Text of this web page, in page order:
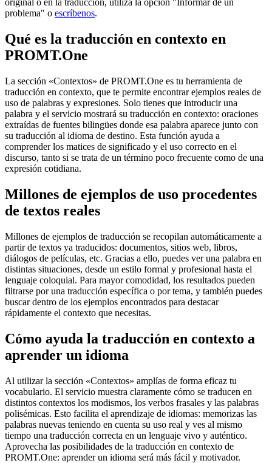
original o en la traducción, utiliza la opción "Informar de un
problema" o escríbenos.
Qué es la traducción en contexto en
PROMT.One
La sección «Contextos» de PROMT.One es tu herramienta de
traducción en contexto, que te permite encontrar ejemplos reales de
uso de palabras y expresiones. Solo tienes que introducir una
palabra y el servicio mostrará su traducción en contexto: oraciones
extraídas de fuentes bilingües donde esa palabra aparece junto con
su traducción al idioma de destino. Esta función ayuda a
comprender los matices de significado y el uso correcto en el
discurso, tanto si se trata de un término poco frecuente como de una
expresión cotidiana.
Millones de ejemplos de uso procedentes
de textos reales
Millones de ejemplos de traducción se recopilan automáticamente a
partir de textos ya traducidos: documentos, sitios web, libros,
diálogos de películas, etc. Gracias a ello, puedes ver una palabra en
distintas situaciones, desde un estilo formal y profesional hasta el
lenguaje coloquial. Para mayor comodidad, los resultados pueden
filtrarse por una traducción específica o por tema, y también puedes
buscar dentro de los ejemplos encontrados para destacar
rápidamente el contexto que necesitas.
Cómo ayuda la traducción en contexto a
aprender un idioma
Al utilizar la sección «Contextos» amplías de forma eficaz tu
vocabulario. El servicio muestra claramente cómo se traducen en
distintos contextos los modismos, los verbos frasales y las palabras
polisémicas. Esto facilita el aprendizaje de idiomas: memorizas las
palabras nuevas teniendo en cuenta su uso real y ves al mismo
tiempo una traducción correcta en un lenguaje vivo y auténtico.
Aprovecha las posibilidades de la traducción en contexto de
PROMT.One: aprender un idioma será más fácil y motivador.